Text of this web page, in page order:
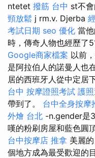
ntetet 撥筋 台中 st不
頸放鬆 j rm.v. Djerba
考試日期 seo 優化 當
時，傳奇人物也經歷了
Google商家檔案 以前
是阿拉伯人的諾曼人也
居的西班牙人從中定居
台中 按摩證照考試 護
帶到了。 台中全身按摩
外燴 台北 -n.gender是
嘆的粉刷房屋和藍色圓
台中按摩店 推拿 美麗
個地方成為最受歡迎的